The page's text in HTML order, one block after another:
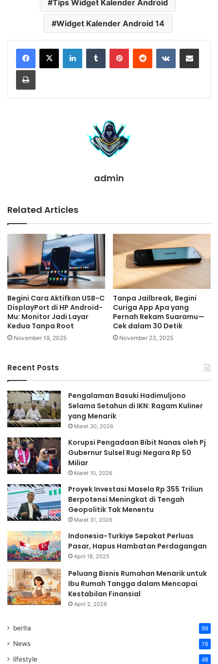
Tips Widget Kalender Android
Widget Kalender Android 14
LinkedInTumblr PinterestReddit VKontakteShare via Email
Print
admin
Related Articles
Begini Cara Aktifkan USB-C
DisplayPort di HP Android-
Mu: Monitor Jadi Layar
Kedua Tanpa Root
November 19, 2025
Tanpa Jailbreak, Begini
Curiga App Apa yang
Pernah Rekam Suaramu—
Cek dalam 30 Detik
November 23, 2025
Recent Posts
Pengalaman Basuki Hadimuljono
Selama Setahun di IKN: Ragam Kuliner
yang Menarik
Maret 30, 2026
Korupsi Pengadaan Bibit Nanas oleh Pj
Gubernur Sulsel Rugi Negara Rp 50
Miliar
Maret 10, 2026
Proyek Investasi Masela Rp 355 Triliun
Berpotensi Meningkat di Tengah
Geopolitik Tak Menentu
Maret 31, 2026
Indonesia-Turkiye Sepakat Perluas
Pasar, Hapus Hambatan Perdagangan
April 18, 2025
Peluang Bisnis Rumahan Menarik untuk
Ibu Rumah Tangga dalam Mencapai
Kestabilan Finansial
April 2, 2026
berita 99
News 76
lifestyle 48